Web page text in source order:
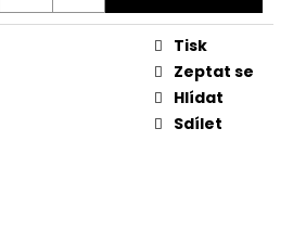
Tisk
Zeptat se
Hlídat
Sdílet